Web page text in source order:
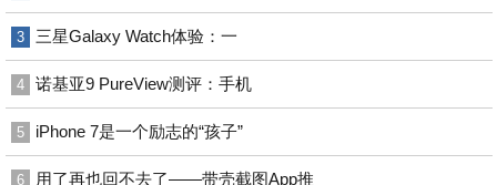
3 三星Galaxy Watch体验：一
4 诺基亚9 PureView测评：手机
5 iPhone 7是一个励志的“孩子”
6 用了再也回不去了——带壳截图App推